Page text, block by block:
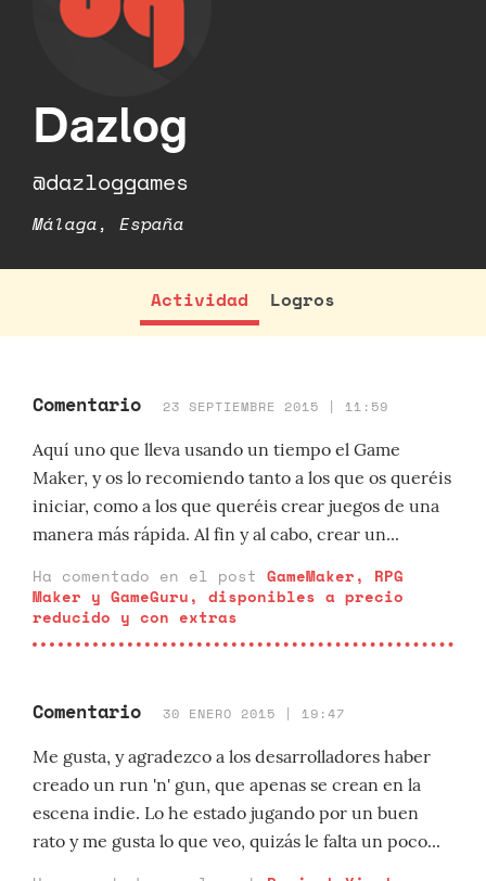
Dazlog
@dazloggames
Málaga, España
Actividad Logros
Comentario 23 SEPTIEMBRE 2015 | 11:59
Aquí uno que lleva usando un tiempo el Game
Maker, y os lo recomiendo tanto a los que os queréis
iniciar, como a los que queréis crear juegos de una
manera más rápida. Al fin y al cabo, crear un...
Ha comentado en el post GameMaker, RPG
Maker y GameGuru, disponibles a precio
reducido y con extras
Comentario 30 ENERO 2015 | 19:47
Me gusta, y agradezco a los desarrolladores haber
creado un run 'n' gun, que apenas se crean en la
escena indie. Lo he estado jugando por un buen
rato y me gusta lo que veo, quizás le falta un poco...